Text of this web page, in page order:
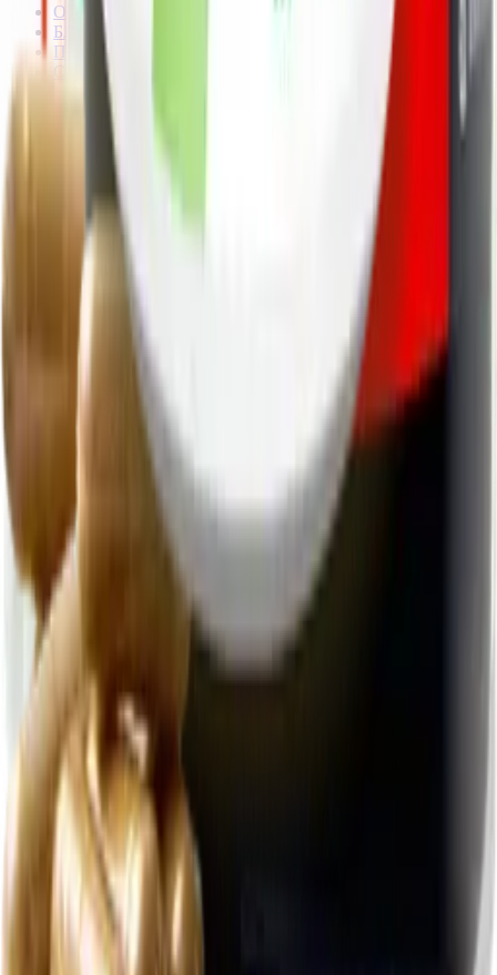
О нас
Блог
Партнёрам
Сертификаты качества
Пользовательское соглашение
Согласие на обработку данных
Контакты
Частые вопросы
Мои заказы
Горячая линия
8 (931) 000-29-97
С 10 до 19 (пн.–пт.),
с 10 до 16 (сб.–вс.) по Москве
Написать нам
Читать
Мы в социальных сетях
Сервисы и продукты vitanow
Каталог товаров Блог о здоровье
Партнёрская программа
* Все товары являются биологически активными добавками
БАД не являются лекарственными средствами.
Перед применением рекомендуется проконсультироваться с
врачом. Не предназначены для диагностики, лечения или
профилактики заболеваний. Информация на сайте носит
ознакомительный характер и не является медицинской
рекомендацией.
ООО «ВИТАНАУ», 2023–
Все права защищены.
Пользовательское соглашение